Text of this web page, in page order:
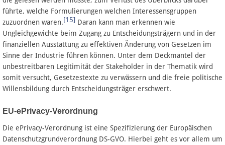
führte, welche Formulierungen welchen Interessensgruppen
zuzuordnen waren.[15] Daran kann man erkennen wie
Ungleichgewichte beim Zugang zu Entscheidungsträgern und in der
finanziellen Ausstattung zu effektiven Änderung von Gesetzen im
Sinne der Industrie führen können. Unter dem Deckmantel der
unbestreitbaren Legitimität der Stakeholder in der Thematik wird
somit versucht, Gesetzestexte zu verwässern und die freie politische
Willensbildung durch Entscheidungsträger erschwert.
EU-ePrivacy-Verordnung
Die ePrivacy-Verordnung ist eine Spezifizierung der Europäischen
Datenschutzgrundverordnung DS-GVO. Hierbei geht es vor allem um